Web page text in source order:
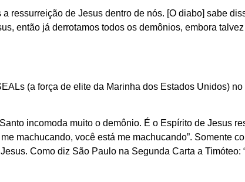
ressurreição de Jesus dentro de nós. [O diabo] sabe
então já derrotamos todos os demônios, embora
(a força de elite da Marinha dos Estados Unidos)
incomoda muito o demônio. É o Espírito de Jesus
machucando, você está me machucando”. Somente
Como diz São Paulo na Segunda Carta a